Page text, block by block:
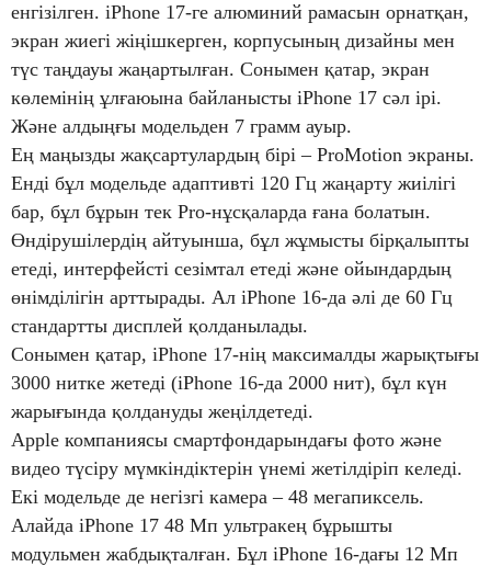
енгізілген. iPhone 17-ге алюминий рамасын орнатқан,
экран жиегі жіңішкерген, корпусының дизайны мен
түс таңдауы жаңартылған. Сонымен қатар, экран
көлемінің ұлғаюына байланысты iPhone 17 сәл ірі.
Және алдыңғы модельден 7 грамм ауыр.
Ең маңызды жақсартулардың бірі – ProMotion экраны.
Енді бұл модельде адаптивті 120 Гц жаңарту жиілігі
бар, бұл бұрын тек Pro-нұсқаларда ғана болатын.
Өндірушілердің айтуынша, бұл жұмысты бірқалыпты
етеді, интерфейсті сезімтал етеді және ойындардың
өнімділігін арттырады. Ал iPhone 16-да әлі де 60 Гц
стандартты дисплей қолданылады.
Сонымен қатар, iPhone 17-нің максималды жарықтығы
3000 нитке жетеді (iPhone 16-да 2000 нит), бұл күн
жарығында қолдануды жеңілдетеді.
Apple компаниясы смартфондарындағы фото және
видео түсіру мүмкіндіктерін үнемі жетілдіріп келеді.
Екі модельде де негізгі камера – 48 мегапиксель.
Алайда iPhone 17 48 Мп ультракең бұрышты
модульмен жабдықталған. Бұл iPhone 16-дағы 12 Мп